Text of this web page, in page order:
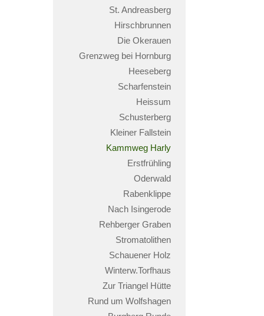
St. Andreasberg
Hirschbrunnen
Die Okerauen
Grenzweg bei Hornburg
Heeseberg
Scharfenstein
Heissum
Schusterberg
Kleiner Fallstein
Kammweg Harly
Erstfrühling
Oderwald
Rabenklippe
Nach Isingerode
Rehberger Graben
Stromatolithen
Schauener Holz
Winterw.Torfhaus
Zur Triangel Hütte
Rund um Wolfshagen